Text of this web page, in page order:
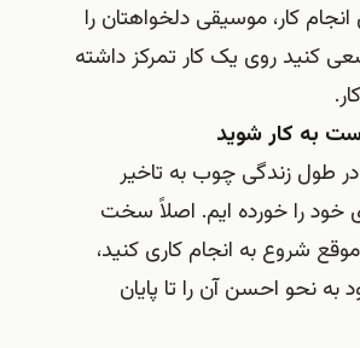
کار، موسیقی دلخواهتان را
کنید روی یک کار تمرکز داشته
به کار شوید
در طول زندگی چوب به تاخیر
خود را خورده ایم. اصلاً سخت
شروع به انجام کاری کنید،
به نحو احسن آن را تا پایان